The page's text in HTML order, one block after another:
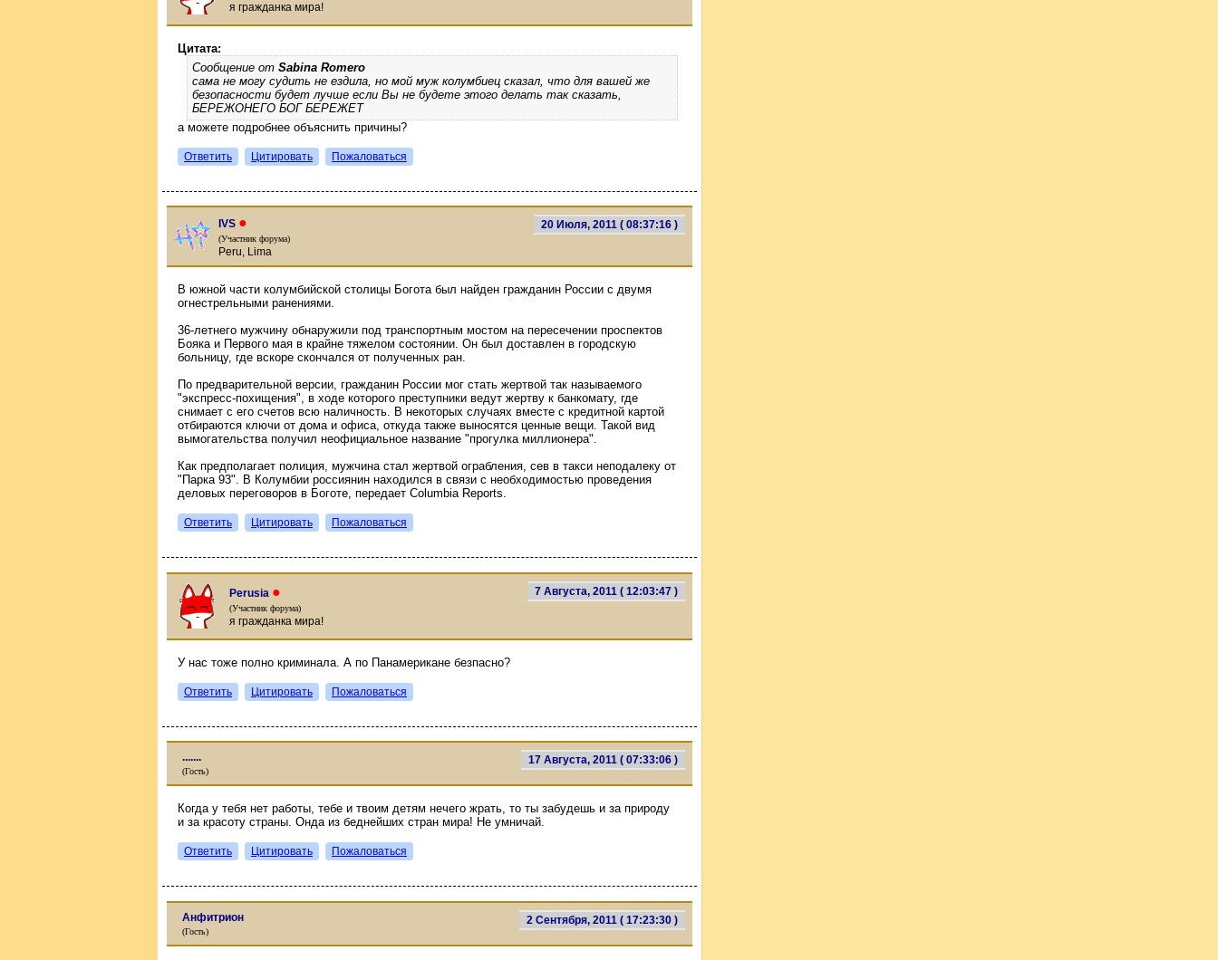
я гражданка мира!
Цитата:
Сообщение от Sabina Romero
сама не могу судить не ездила, но мой муж колумбиец сказал, что для вашей же
безопасности будет лучше если Вы не будете этого делать так сказать,
БЕРЕЖОНЕГО БОГ БЕРЕЖЕТ
а можете подробнее объяснить причины?
Ответить Цитировать Пожаловаться
20 Июля, 2011 ( 08:37:16 )
IVS ●
(Участник форума)
Peru, Lima
В южной части колумбийской столицы Богота был найден гражданин России с двумя
огнестрельными ранениями.
36-летнего мужчину обнаружили под транспортным мостом на пересечении проспектов
Бояка и Первого мая в крайне тяжелом состоянии. Он был доставлен в городскую
больницу, где вскоре скончался от полученных ран.
По предварительной версии, гражданин России мог стать жертвой так называемого
"экспресс-похищения", в ходе которого преступники ведут жертву к банкомату, где
снимает с его счетов всю наличность. В некоторых случаях вместе с кредитной картой
отбираются ключи от дома и офиса, откуда также выносятся ценные вещи. Такой вид
вымогательства получил неофициальное название "прогулка миллионера".
Как предполагает полиция, мужчина стал жертвой ограбления, сев в такси неподалеку от
"Парка 93". В Колумбии россиянин находился в связи с необходимостью проведения
деловых переговоров в Боготе, передает Columbia Reports.
Ответить Цитировать Пожаловаться
7 Августа, 2011 ( 12:03:47 )
Perusia ●
(Участник форума)
я гражданка мира!
У нас тоже полно криминала. А по Панамерикане безпасно?
Ответить Цитировать Пожаловаться
17 Августа, 2011 ( 07:33:06 )
.......
(Гость)
Когда у тебя нет работы, тебе и твоим детям нечего жрать, то ты забудешь и за природу
и за красоту страны. Онда из беднейших стран мира! Не умничай.
Ответить Цитировать Пожаловаться
2 Сентября, 2011 ( 17:23:30 )
Анфитрион
(Гость)